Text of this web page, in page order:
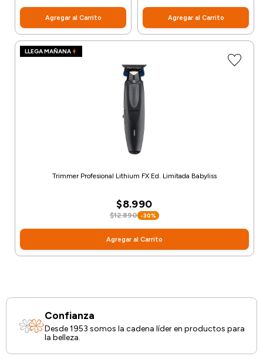
Agregar al Carrito Agregar al Carrito
LLEGA MAÑANA
Trimmer Profesional Lithium FX Ed. Limitada Babyliss
$8.990
$12.890 -30%
Agregar al Carrito
Confianza
Desde 1953 somos la cadena líder en productos para
la belleza.